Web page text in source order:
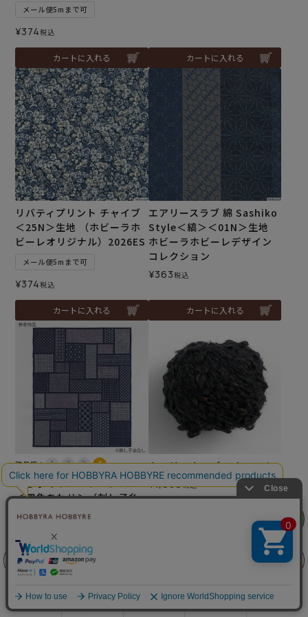
商品を探す 手芸を学ぶ ガイド 店舗情報 ログイン
前に戻る
フェア
メール便5mまで可
¥374税込
カートに入れる カートに入れる
リバティプリント チャイブ
＜25N＞生地 （ホビーラホ
ビーレオリジナル）2026ES
メール便5mまで可
¥374税込
カートに入れる
エアリースラブ 綿 Sashiko
Style＜縞＞＜01N＞生地
ホビーラホビーレデザイン
コレクション
¥363税込
カートに入れる
難易度：
刺し子のサンプラークロス
＜四角あわせ＞（刺し子糸
なし）
9,680税込
カートに入れる
カーリーネップ col.02N★
¥1,980税込